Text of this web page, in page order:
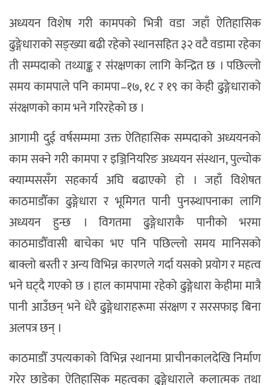
अध्ययन विशेष गरी कामपको भित्री वडा जहाँ ऐतिहासिक
ढुङ्गेधाराको सङ्ख्या बढी रहेको स्थानसहित ३२ वटै वडामा रहेका
ती सम्पदाको तथ्याङ्क र संरक्षणका लागि केन्द्रित छ । पछिल्लो
समय कामपाले पनि कामपा–१७, १८ र १९ का केही ढुङ्गेधाराको
संरक्षणको काम भने गरिरहेको छ ।
आगामी दुई वर्षसम्ममा उक्त ऐतिहासिक सम्पदाको अध्ययनको
काम सक्ने गरी कामपा र इञ्जिनियरिङ अध्ययन संस्थान, पुल्चोक
क्याम्पससँग सहकार्य अघि बढाएको हो । जहाँ विशेषत
काठमाडौँका ढुङ्गेधारा र भूमिगत पानी पुनस्र्थापनाका लागि
अध्ययन हुन्छ । विगतमा ढुङ्गेधाराकै पानीको भरमा
काठमाडौँवासी बाचेका भए पनि पछिल्लो समय मानिसको
बाक्लो बस्ती र अन्य विभिन्न कारणले गर्दा यसको प्रयोग र महत्व
भने घट्दै गएको छ । हाल कामपामा रहेको ढुङ्गेधारा केहीमा मात्रै
पानी आउँछन् भने धेरै ढुङ्गेधाराहरूमा संरक्षण र सरसफाइ बिना
अलपत्र छन् ।
काठमाडौँ उपत्यकाको विभिन्न स्थानमा प्राचीनकालदेखि निर्माण
गरेर छाडेका ऐतिहासिक महत्वका ढुङ्गेधाराले कलात्मक तथा